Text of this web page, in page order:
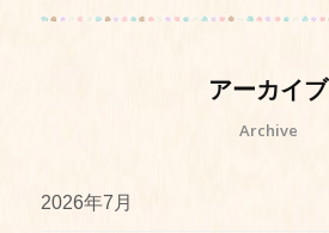
アーカイブ
Archive
2026年7月